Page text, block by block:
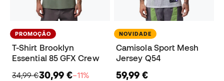
PROMOÇÃO
T-Shirt Brooklyn
Essential 85 GFX Crew
34,99 €30,99 €−11%
NOVIDADE
Camisola Sport Mesh
Jersey Q54
59,99 €